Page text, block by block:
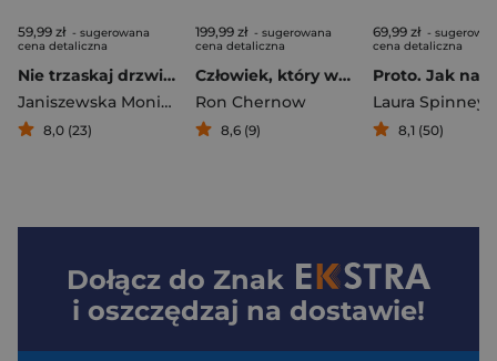
59,99 zł - sugerowana
cena detaliczna
Nie trzaskaj drzwiami. Rozmowy, których pragną nastolatki, ale nigdy ci o tym nie powiedzą
Janiszewska Monika
Korolczuk Renata
8,0 (23)
199,99 zł - sugerowana
cena detaliczna
Człowiek, który wymyślił Amerykę. George Washington i narodziny nowego świata
Ron Chernow
8,6 (9)
69,99 zł -
cena detaliczna
Laura Spinney
8,1 (50)
Dołącz do Znak
i oszczędzaj na dostawie!